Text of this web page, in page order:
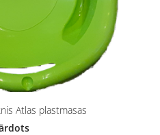
Atlas plastmasas